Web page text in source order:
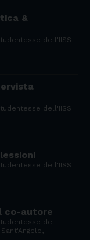
&
dell'IISS
dell'IISS
dell'IISS
co-autore
del